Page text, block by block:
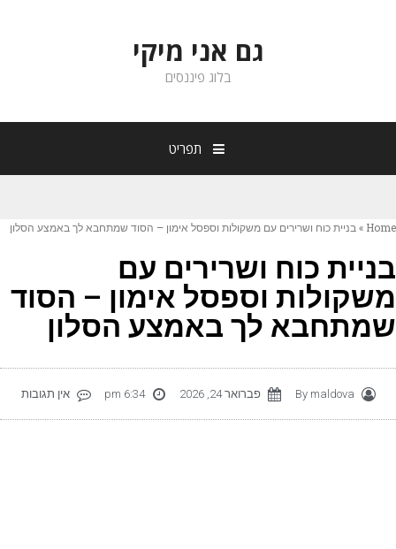
גם אני מיקי
בלוג פיננסים
תפריט
»בניית כוח ושרירים עם משקולות וספסל אימון – הסוד שמתחבא לך באמצע הסלון
כוח ושרירים עם
וספסל אימון – הסוד
לך באמצע הסלון
Bymaldova פברואר 24, 2026 6:34 pm אין תגובות